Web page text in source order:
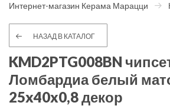
Интернет-магазин Керама Марацци
НАЗАД В КАТАЛОГ
KMD2PTG008BN
Ломбардиа белый
25x40x0,8 декор